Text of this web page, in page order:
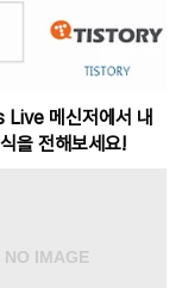
메신저에서 내
을 전해보세요!